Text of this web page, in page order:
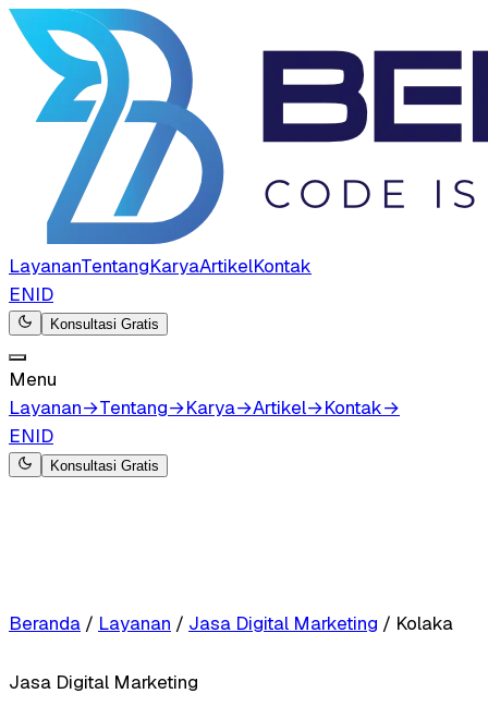
LayananTentangKaryaArtikelKontak
ENID
Konsultasi Gratis
Menu
Layanan→Tentang→Karya→Artikel→Kontak→
ENID
Konsultasi Gratis
Beranda / Layanan / Jasa Digital Marketing / Kolaka
Jasa Digital Marketing